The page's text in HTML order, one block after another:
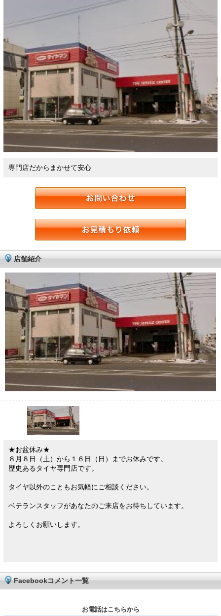
専門店だからまかせて安心
店舗紹介
★お盆休み★
８月８日（土）から１６日（日）までお休みです。
歴史あるタイヤ専門店です。
タイヤ以外のこともお気軽にご相談ください。
ベテランスタッフがあなたのご来店をお待ちしています。
よろしくお願いします。
Facebookコメント一覧
お電話はこちらから